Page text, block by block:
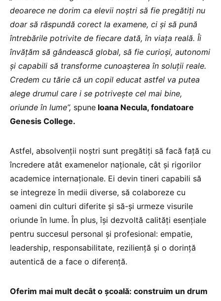
deoarece ne dorim ca elevii noștri să fie pregătiți nu
doar să răspundă corect la examene, ci și să pună
întrebările potrivite de fiecare dată, în viața reală. Îi
învățăm să gândească global, să fie curioși, autonomi
și capabili să transforme cunoașterea în soluții reale.
Credem cu tărie că un copil educat astfel va putea
alege drumul care i se potrivește cel mai bine,
oriunde în lume”, spune Ioana Necula, fondatoare
Genesis College.
Astfel, absolvenții noștri sunt pregătiți să facă față cu
încredere atât examenelor naționale, cât și rigorilor
academice internaționale. Ei devin tineri capabili să
se integreze în medii diverse, să colaboreze cu
oameni din culturi diferite și să-și urmeze visurile
oriunde în lume. În plus, își dezvoltă calități esențiale
pentru succesul personal și profesional: empatie,
leadership, responsabilitate, reziliență și o dorință
autentică de a face o diferență.
Oferim mai mult decât o școală: construim un drum